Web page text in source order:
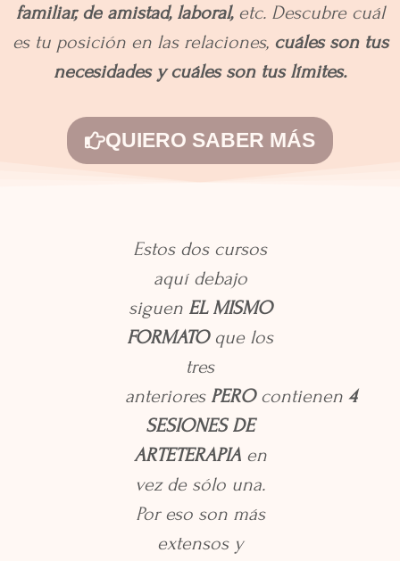
familiar, de amistad, laboral,etc. Descubre cuál
es tu posición en las relaciones, cuáles son tus
necesidades y cuáles son tus límites.
QUIERO SABER MÁS
Estos dos cursos
aquí debajo
siguen EL MISMO
FORMATO que los
tres
anteriores PEROcontienen 4
SESIONES DE
ARTETERAPIAen
vez de sólo una.
Por eso son más
extensos y